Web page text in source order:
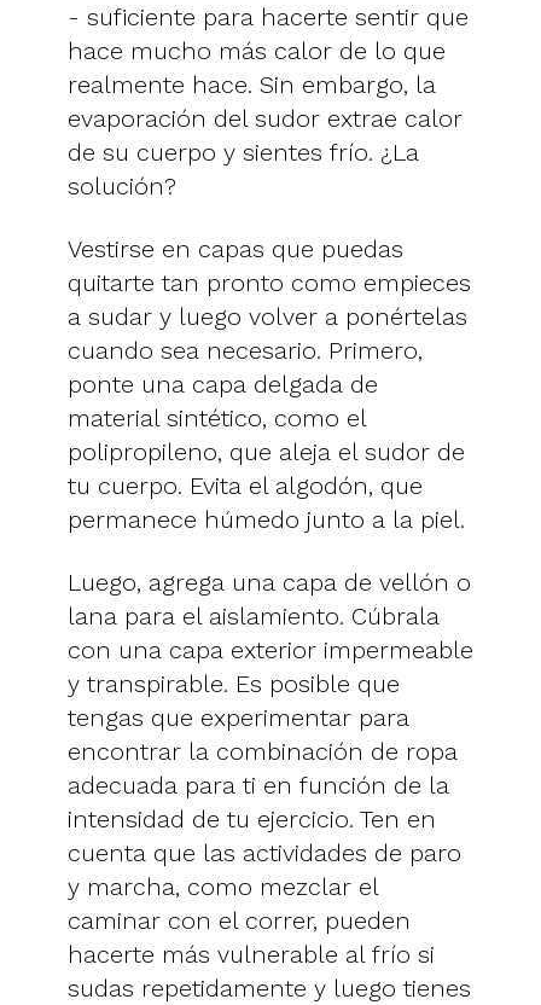
- suficiente para hacerte sentir que
hace mucho más calor de lo que
realmente hace. Sin embargo, la
evaporación del sudor extrae calor
de su cuerpo y sientes frío. ¿La
solución?
Vestirse en capas que puedas
quitarte tan pronto como empieces
a sudar y luego volver a ponértelas
cuando sea necesario. Primero,
ponte una capa delgada de
material sintético, como el
polipropileno, que aleja el sudor de
tu cuerpo. Evita el algodón, que
permanece húmedo junto a la piel.
Luego, agrega una capa de vellón o
lana para el aislamiento. Cúbrala
con una capa exterior impermeable
y transpirable. Es posible que
tengas que experimentar para
encontrar la combinación de ropa
adecuada para ti en función de la
intensidad de tu ejercicio. Ten en
cuenta que las actividades de paro
y marcha, como mezclar el
caminar con el correr, pueden
hacerte más vulnerable al frío si
sudas repetidamente y luego tienes